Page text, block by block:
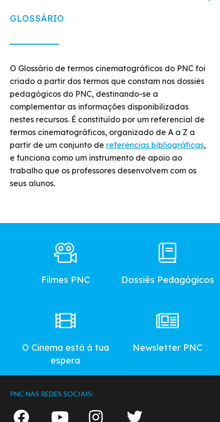
GLOSSÁRIO
O Glossário de termos cinematográficos do PNC foi
criado a partir dos termos que constam nos dossiês
pedagógicos do PNC, destinando-se a
complementar as informações disponibilizadas
nestes recursos. É constituído por um referencial de
termos cinematográficos, organizado de A a Z a
partir de um conjunto de referências bibliográficas,
e funciona como um instrumento de apoio ao
trabalho que os professores desenvolvem com os
seus alunos.
Filmes PNC Dossiês Pedagógicos
O Cinema está à tua
espera
Newsletter PNC
PNC NAS REDES SOCIAIS: